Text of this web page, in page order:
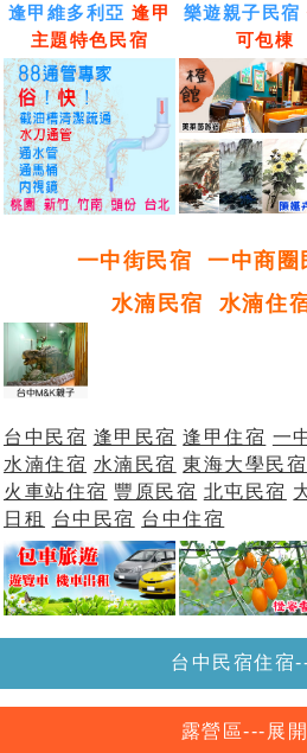
逢甲維多利亞 逢甲
主題特色民宿
樂遊親子民宿
可包棟
一中街民宿 一中商圈
水湳民宿
水湳住
台中民宿 逢甲民宿 逢甲住宿 一
水湳住宿 水湳民宿 東海大學民宿
火車站住宿 豐原民宿 北屯民宿
日租
台中民宿 台中住宿
台中民宿住宿
露營區---展